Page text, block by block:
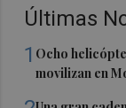
Últimas
1 Ocho
movilizan en